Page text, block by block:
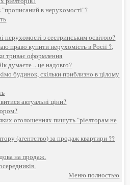
"прописаний в нерухомості"?
з сестринським освітою?
право купити нерухомість в Росії ?,
триває оформлення
думаєте .. це надовго?
будинок, скільки приблизно в цілому
актуальні ціни?
оголошеннях пишуть "ріелторам не
(агентство) за продаж квартири ??
на продаж.
Меню полностью